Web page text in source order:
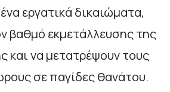
εργατικά δικαιώματα,
βαθμό εκμετάλλευσης της
και να μετατρέψουν τους
σε παγίδες θανάτου.